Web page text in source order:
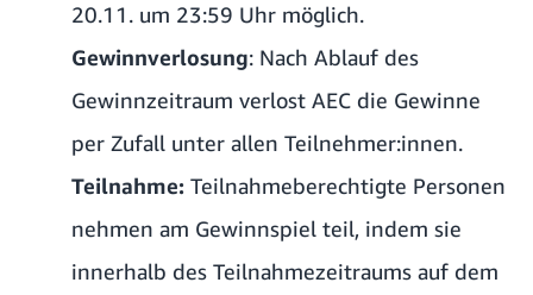
20.11. um 23:59 Uhr möglich.
Gewinnverlosung: Nach Ablauf des
Gewinnzeitraum verlost AEC die Gewinne
per Zufall unter allen Teilnehmer:innen.
Teilnahme: Teilnahmeberechtigte Personen
nehmen am Gewinnspiel teil, indem sie
innerhalb des Teilnahmezeitraums auf dem